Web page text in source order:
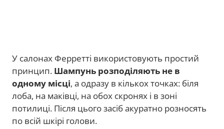
У салонах Ферретті використовують простий
принцип. Шампунь розподіляють не в
одному місці, а одразу в кількох точках: біля
лоба, на маківці, на обох скронях і в зоні
потилиці. Після цього засіб акуратно розносять
по всій шкірі голови.